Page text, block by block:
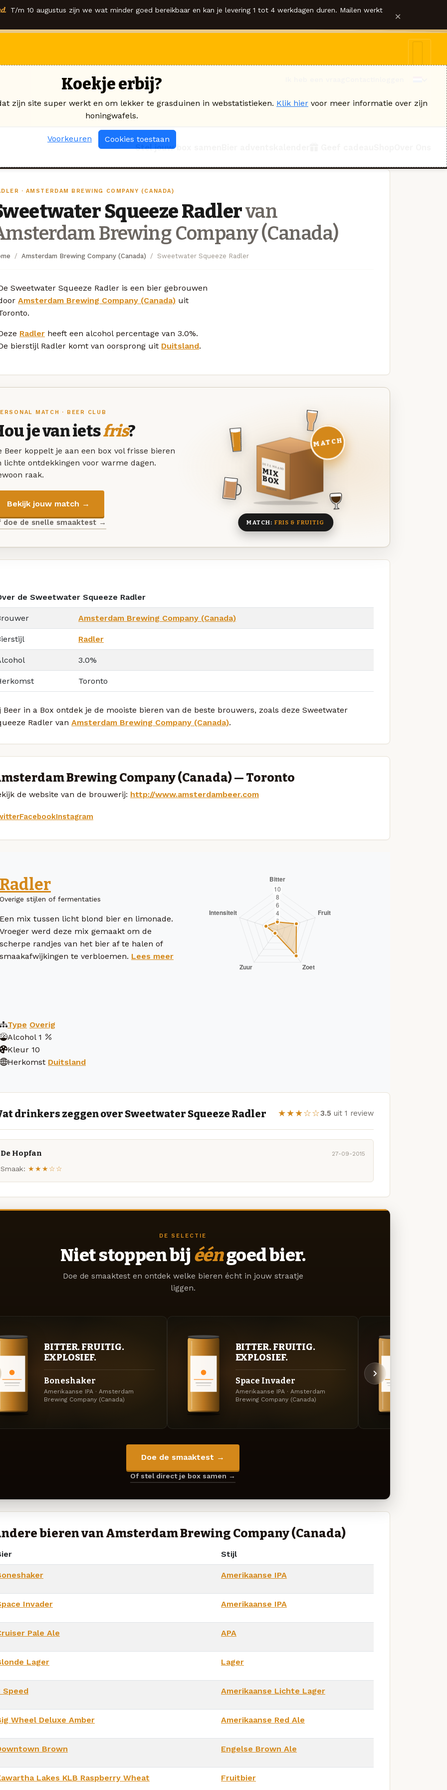
T/m 10 augustus zijn we wat minder goed bereikbaar en kan je levering 1 tot 4 werkdagen duren. Mailen werkt ×
Stel jouw box samen
· AMSTERDAM BREWING COMPANY (CANADA)
Squeeze Radlervan
Brewing Company (Canada)
Amsterdam Brewing Company (Canada) Sweetwater Squeeze Radler
Sweetwater Squeeze Radler is een bier gebrouwen
Amsterdam Brewing Company (Canada) uit
Radler heeft een alcohol percentage van 3.0%.
bierstijl Radler komt van oorsprong uit Duitsland.
MATCH · BEER CLUB
je van ietsfris?
Beer koppelt je aan een box vol frisse bieren
lichte ontdekkingen voor warme dagen.
raak.
Bekijk jouw match →
doe de snelle smaaktest →
DEZE MAAND
MIX
BOX
8 BIEREN
MATCH
MATCH: FRIS & FRUITIG
de Sweetwater Squeeze Radler
Amsterdam Brewing Company (Canada)
Radler
3.0%
Toronto
Beer in a Box ontdek je de mooiste bieren van de beste brouwers, zoals deze Sweetwater
Radler van Amsterdam Brewing Company (Canada).
Brewing Company (Canada) — Toronto
de website van de brouwerij: http://www.amsterdambeer.com
FacebookInstagram
Radler
Overige stijlen of fermentaties
Een mix tussen licht blond bier en limonade.
Vroeger werd deze mix gemaakt om de
scherpe randjes van het bier af te halen of
smaakafwijkingen te verbloemen. Lees meer
Type Overig
Alcohol 1
Kleur 10
Herkomst Duitsland
drinkers zeggen over Sweetwater Squeeze Radler ★★★☆☆3.5 uit 1 review
De Hopfan 27-09-2015
Smaak: ★★★☆☆
DE SELECTIE
Niet stoppen bij ééngoed bier.
Doe de smaaktest en ontdek welke bieren écht in jouw straatje
liggen.
BITTER. FRUITIG.
EXPLOSIEF.
Boneshaker
Amerikaanse IPA · Amsterdam
Brewing Company (Canada)
BITTER. FRUITIG.
EXPLOSIEF.
Space Invader
Amerikaanse IPA · Amsterdam
Brewing Company (Canada)
Doe de smaaktest →
Of stel direct je box samen →
bieren van Amsterdam Brewing Company (Canada)
Stijl
Amerikaanse IPA
Invader Amerikaanse IPA
Pale Ale APA
Lager Lager
Speed Amerikaanse Lichte Lager
Wheel Deluxe Amber Amerikaanse Red Ale
Brown Engelse Brown Ale
Lakes KLB Raspberry Wheat Fruitbier
Koekje erbij?
zijn site super werkt en om lekker te grasduinen in webstatistieken. Klik hier voor meer informatie over zijn
honingwafels.
Voorkeuren Cookies toestaan